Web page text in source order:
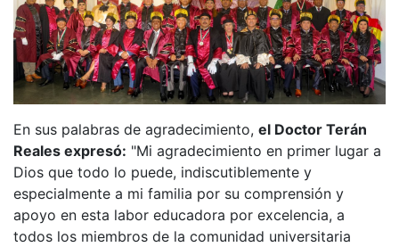
En sus palabras de agradecimiento, el Doctor Terán
Reales expresó: "Mi agradecimiento en primer lugar a
Dios que todo lo puede, indiscutiblemente y
especialmente a mi familia por su comprensión y
apoyo en esta labor educadora por excelencia, a
todos los miembros de la comunidad universitaria